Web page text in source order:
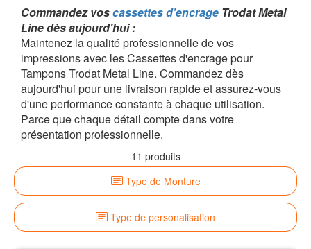
Commandez voscassettes d'encrage Trodat Metal
Line dès aujourd'hui :
Maintenez la qualité professionnelle de vos
impressions avec les Cassettes d'encrage pour
Tampons Trodat Metal Line. Commandez dès
aujourd'hui pour une livraison rapide et assurez-vous
d'une performance constante à chaque utilisation.
Parce que chaque détail compte dans votre
présentation professionnelle.
11 produits
Type de Monture
Type de personalisation